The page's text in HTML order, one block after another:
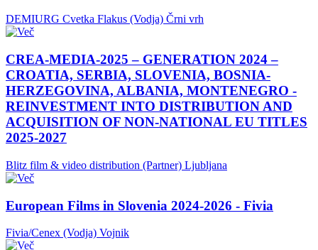
DEMIURG Cvetka Flakus (Vodja) Črni vrh
CREA-MEDIA-2025 – GENERATION 2024 –
CROATIA, SERBIA, SLOVENIA, BOSNIA-
HERZEGOVINA, ALBANIA, MONTENEGRO -
REINVESTMENT INTO DISTRIBUTION AND
ACQUISITION OF NON-NATIONAL EU TITLES
2025-2027
Blitz film & video distribution (Partner) Ljubljana
European Films in Slovenia 2024-2026 - Fivia
Fivia/Cenex (Vodja) Vojnik